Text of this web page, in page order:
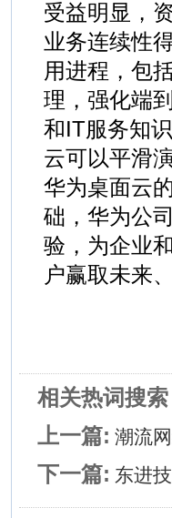
受益明显，
业务连续性
用进程，包
理，强化端
和IT服务知
云可以平滑
华为桌面云
础，华为公
验，为企业
户赢取未来
相关热词搜索
上一篇: 潮流
下一篇: 东进